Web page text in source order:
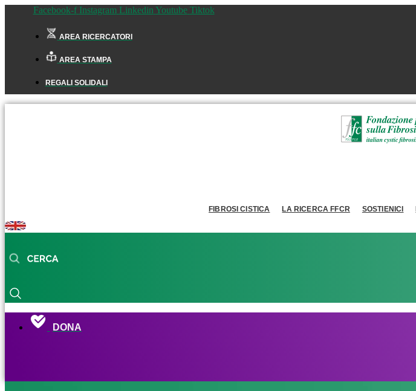
Facebook-f Instagram Linkedin Youtube Tiktok
AREA RICERCATORI
AREA STAMPA
REGALI SOLIDALI
FIBROSI CISTICA LA RICERCA FFCR SOSTIENICI
DONA